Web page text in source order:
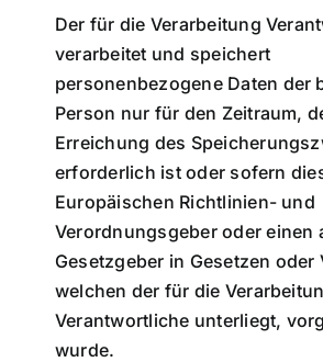
Der für die Verarbeitung
verarbeitet und speichert
personenbezogene Daten der
Person nur für den Zeitraum,
Erreichung des
erforderlich ist oder sofern
Europäischen Richtlinien- und
Verordnungsgeber oder einen
Gesetzgeber in Gesetzen oder
welchen der für die
Verantwortliche unterliegt,
wurde.